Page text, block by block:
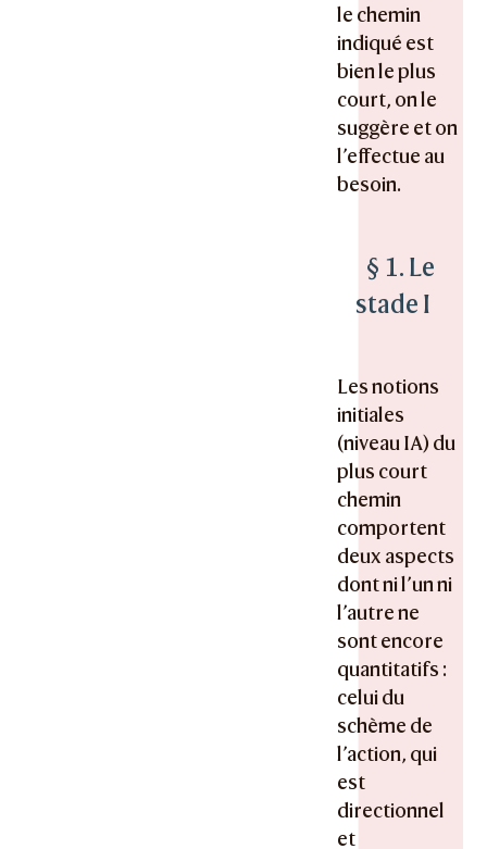
le chemin
indiqué est
bien le plus
court, on le
suggère et on
l’effectue au
besoin.
§ 1. Le
stade I
Les notions
initiales
(niveau IA) du
plus court
chemin
comportent
deux aspects
dont ni l’un ni
l’autre ne
sont encore
quantitatifs :
celui du
schème de
l’action, qui
est
directionnel
et